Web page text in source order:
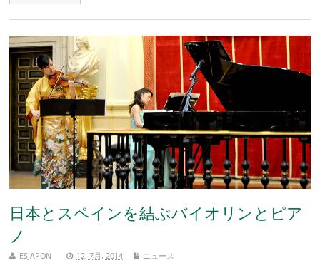
日本とスペインを結ぶバイオリンとピア
ノ
ESJAPON 12, 7月, 2014 ニュース